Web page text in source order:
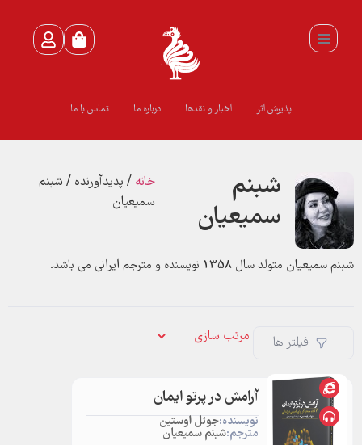
پذیرش اثر اخبار و نقدها درباره ما تماس با ما
شبنم
سمیعیان
خانه / پدیدآورنده / شبنم
سمیعیان
شبنم سمیعیان متولد سال 1358 نویسنده و مترجم ایرانی می باشد.
فیلتر ها
آرامش در پرتو ایمان
نویسنده:جوئل اوستین
مترجم:شبنم سمیعیان